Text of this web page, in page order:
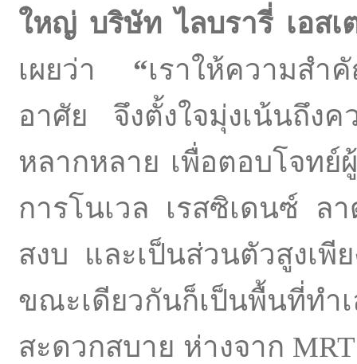
ใหญ่ บริษัท ไลบรารี่ เอส
เผยว่า “เราให้ความส
อาศัย จึงตั้งใจมุ่งเน้นถึง
หลากหลาย เพื่อตอบโจทย์
การโนเวล เรสซิเดนซ์ ล
สงบ และเป็นส่วนตัวสูงเ
ขณะเดียวกันก็เป็นพื้นที่ทำ
สะดวกสบาย ห่างจาก